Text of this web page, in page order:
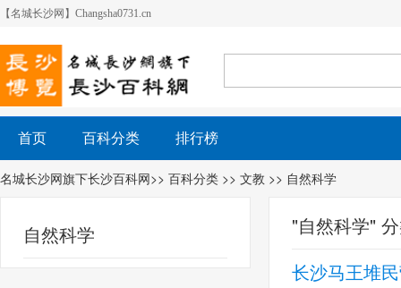
【名城长沙网】Changsha0731.cn
首页 百科分类 排行榜
名城长沙网旗下长沙百科网>> 百科分类 >> 文教 >> 自然科学
"自然科学"
长沙马王堆
自然科学